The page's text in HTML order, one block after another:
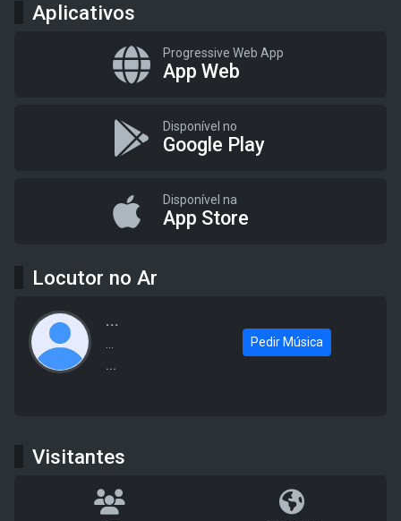
Aplicativos
Progressive Web App
App Web
Disponível no
Google Play
Disponível na
App Store
Locutor no Ar
...
...
Pedir Música
Visitantes